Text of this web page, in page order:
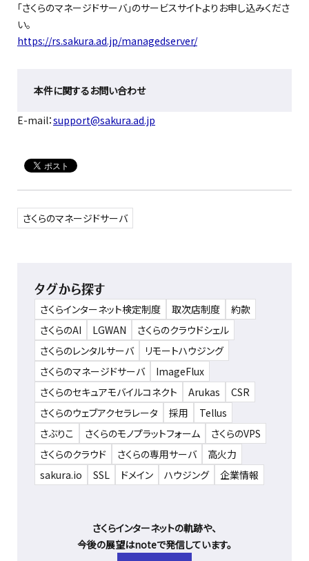
「さくらのマネージドサーバ」のサービスサイトよりお申し込みくださ
い。
https://rs.sakura.ad.jp/managedserver/
本件に関するお問い合わせ
E-mail：support@sakura.ad.jp
さくらのマネージドサーバ
タグから探す
さくらインターネット検定制度 取次店制度
約款
さくらのAI
LGWAN
さくらのクラウドシェル
さくらのレンタルサーバ
リモートハウジング
さくらのマネージドサーバ
ImageFlux
さくらのセキュアモバイルコネクト
Arukas
CSR
さくらのウェブアクセラレータ
採用
Tellus
さぶりこ
さくらのモノプラットフォーム
さくらのVPS
さくらのクラウド
さくらの専用サーバ
高火力
sakura.io
SSL ドメイン ハウジング 企業情報
さくらインターネットの軌跡や、
今後の展望はnoteで発信しています。